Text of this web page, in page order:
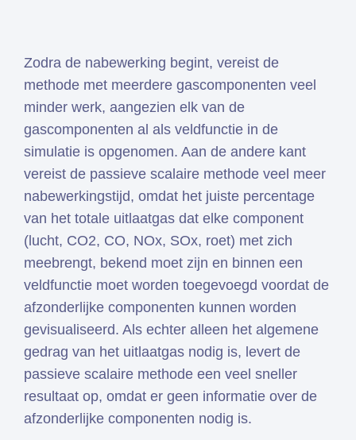
Zodra de nabewerking begint, vereist de
methode met meerdere gascomponenten veel
minder werk, aangezien elk van de
gascomponenten al als veldfunctie in de
simulatie is opgenomen. Aan de andere kant
vereist de passieve scalaire methode veel meer
nabewerkingstijd, omdat het juiste percentage
van het totale uitlaatgas dat elke component
(lucht, CO2, CO, NOx, SOx, roet) met zich
meebrengt, bekend moet zijn en binnen een
veldfunctie moet worden toegevoegd voordat de
afzonderlijke componenten kunnen worden
gevisualiseerd. Als echter alleen het algemene
gedrag van het uitlaatgas nodig is, levert de
passieve scalaire methode een veel sneller
resultaat op, omdat er geen informatie over de
afzonderlijke componenten nodig is.